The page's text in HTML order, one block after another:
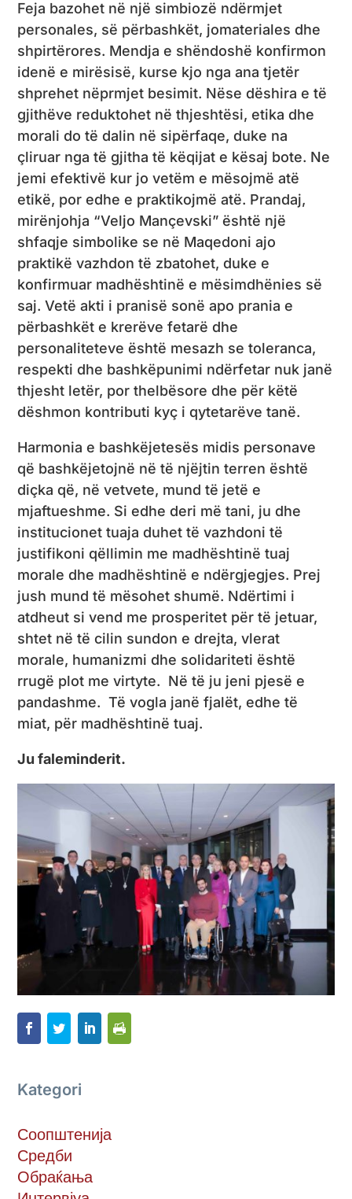
Feja bazohet në një simbiozë ndërmjet
personales, së përbashkët, jomateriales dhe
shpirtërores. Mendja e shëndoshë konfirmon
idenë e mirësisë, kurse kjo nga ana tjetër
shprehet nëprmjet besimit. Nëse dëshira e të
gjithëve reduktohet në thjeshtësi, etika dhe
morali do të dalin në sipërfaqe, duke na
çliruar nga të gjitha të këqijat e kësaj bote. Ne
jemi efektivë kur jo vetëm e mësojmë atë
etikë, por edhe e praktikojmë atë. Prandaj,
mirënjohja “Veljo Mançevski” është një
shfaqje simbolike se në Maqedoni ajo
praktikë vazhdon të zbatohet, duke e
konfirmuar madhështinë e mësimdhënies së
saj. Vetë akti i pranisë sonë apo prania e
përbashkët e krerëve fetarë dhe
personaliteteve është mesazh se toleranca,
respekti dhe bashkëpunimi ndërfetar nuk janë
thjesht letër, por thelbësore dhe për këtë
dëshmon kontributi kyç i qytetarëve tanë.
Harmonia e bashkëjetesës midis personave
që bashkëjetojnë në të njëjtin terren është
diçka që, në vetvete, mund të jetë e
mjaftueshme. Si edhe deri më tani, ju dhe
institucionet tuaja duhet të vazhdoni të
justifikoni qëllimin me madhështinë tuaj
morale dhe madhështinë e ndërgjegjes. Prej
jush mund të mësohet shumë. Ndërtimi i
atdheut si vend me prosperitet për të jetuar,
shtet në të cilin sundon e drejta, vlerat
morale, humanizmi dhe solidariteti është
rrugë plot me virtyte. Në të ju jeni pjesë e
pandashme. Të vogla janë fjalët, edhe të
miat, për madhështinë tuaj.
Ju faleminderit.
Kategori
Соопштенија
Средби
Обраќања